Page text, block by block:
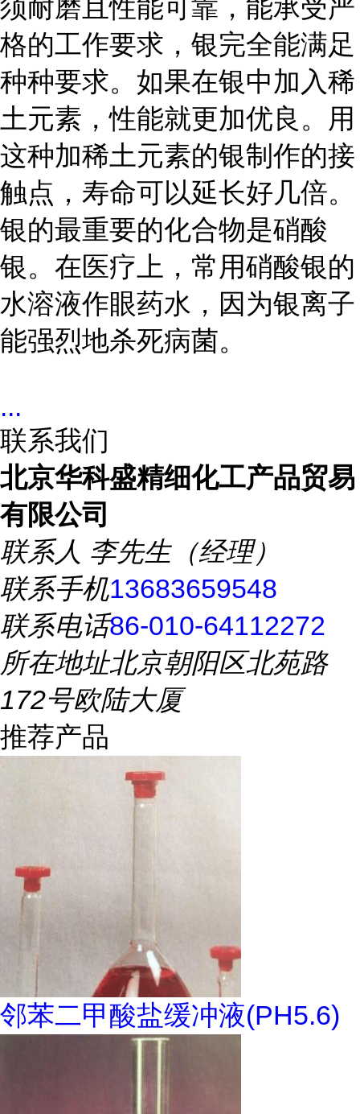
须耐磨且性能可靠，能承受严
格的工作要求，银完全能满足
种种要求。如果在银中加入稀
土元素，性能就更加优良。用
这种加稀土元素的银制作的接
触点，寿命可以延长好几倍。
银的最重要的化合物是硝酸
银。在医疗上，常用硝酸银的
水溶液作眼药水，因为银离子
能强烈地杀死病菌。
...
联系我们
北京华科盛精细化工产品贸易
有限公司
联系人 李先生（经理）
联系手机13683659548
联系电话86-010-64112272
所在地址北京朝阳区北苑路
172号欧陆大厦
推荐产品
邻苯二甲酸盐缓冲液(PH5.6)